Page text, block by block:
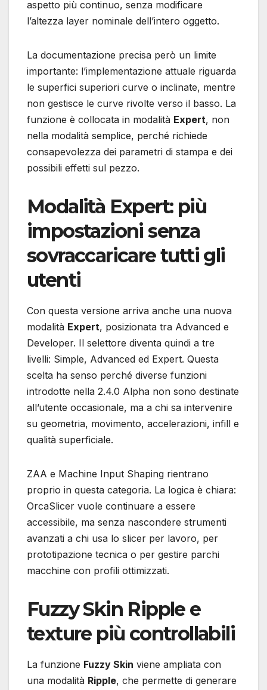
aspetto più continuo, senza modificare
l’altezza layer nominale dell’intero oggetto.
La documentazione precisa però un limite
importante: l’implementazione attuale riguarda
le superfici superiori curve o inclinate, mentre
non gestisce le curve rivolte verso il basso. La
funzione è collocata in modalità Expert, non
nella modalità semplice, perché richiede
consapevolezza dei parametri di stampa e dei
possibili effetti sul pezzo.
Modalità Expert: più
impostazioni senza
sovraccaricare tutti gli
utenti
Con questa versione arriva anche una nuova
modalità Expert, posizionata tra Advanced e
Developer. Il selettore diventa quindi a tre
livelli: Simple, Advanced ed Expert. Questa
scelta ha senso perché diverse funzioni
introdotte nella 2.4.0 Alpha non sono destinate
all’utente occasionale, ma a chi sa intervenire
su geometria, movimento, accelerazioni, infill e
qualità superficiale.
ZAA e Machine Input Shaping rientrano
proprio in questa categoria. La logica è chiara:
OrcaSlicer vuole continuare a essere
accessibile, ma senza nascondere strumenti
avanzati a chi usa lo slicer per lavoro, per
prototipazione tecnica o per gestire parchi
macchine con profili ottimizzati.
Fuzzy Skin Ripple e
texture più controllabili
La funzione Fuzzy Skin viene ampliata con
una modalità Ripple, che permette di generare